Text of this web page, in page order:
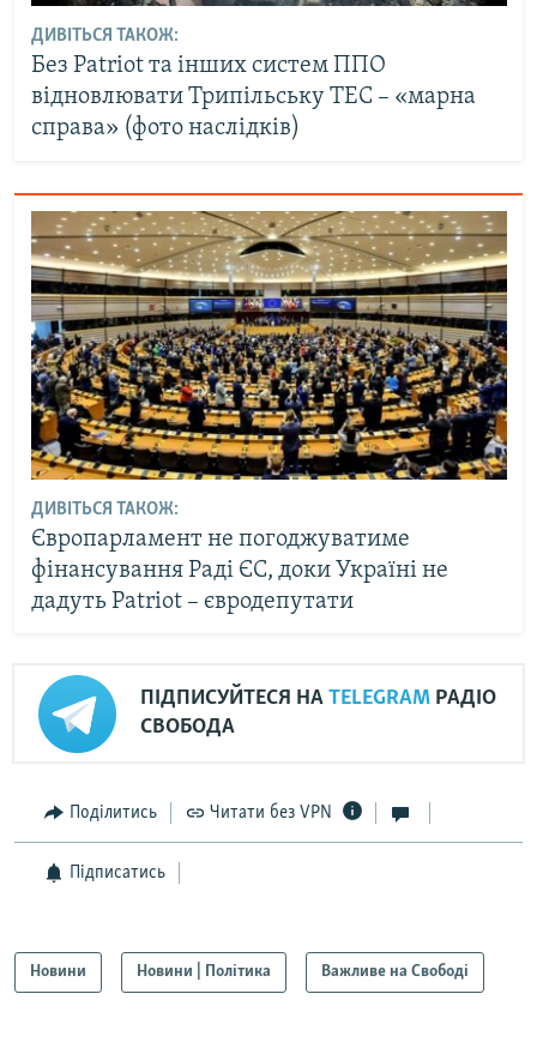
ДИВІТЬСЯ ТАКОЖ:
Без Patriot та інших систем ППО
відновлювати Трипільську ТЕС – «марна
справа» (фото наслідків)
ДИВІТЬСЯ ТАКОЖ:
Європарламент не погоджуватиме
фінансування Раді ЄС, доки Україні не
дадуть Patriot – євродепутати
ПІДПИСУЙТЕСЯ НА TELEGRAM РАДІО
СВОБОДА
Поділитись Читати без VPN
Підписатись
Новини Новини | Політика Важливе на Свободі